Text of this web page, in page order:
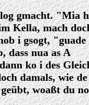
gmacht. "Mia
Kella, mach
i gsogt, "guade
dass nua as A
ko i des
damals, wie de
woaßt du